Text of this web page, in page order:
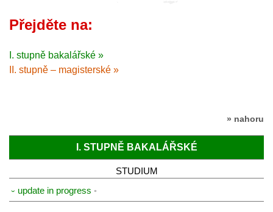
Přejděte na:
I. stupně bakalářské »
II. stupně – magisterské »
» nahoru
I. STUPNĚ BAKALÁŘSKÉ
STUDIUM
⏑ update in progress